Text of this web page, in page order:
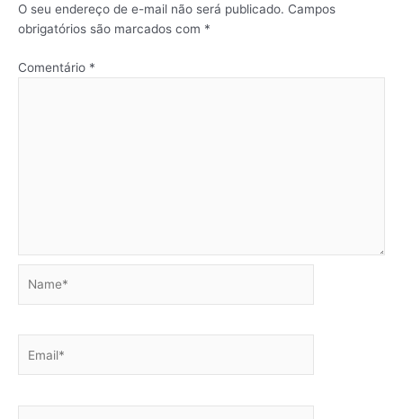
O seu endereço de e-mail não será publicado. Campos
obrigatórios são marcados com *
Comentário *